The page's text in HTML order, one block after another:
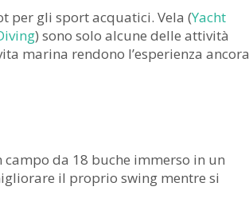
per gli sport acquatici. Vela (Yacht
) sono solo alcune delle attività
marina rendono l’esperienza ancora
campo da 18 buche immerso in un
il proprio swing mentre si